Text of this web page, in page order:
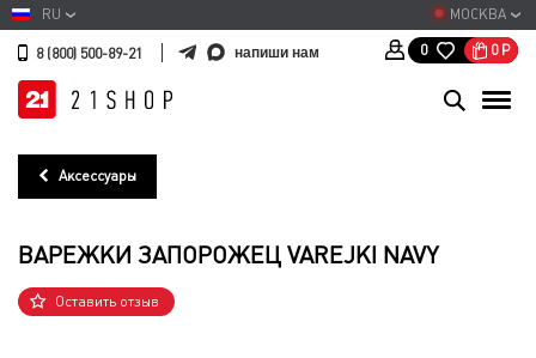
МОСКВА
RU
8 (800) 500-89-21 напиши нам 0 0 Р
Аксессуары
ВАРЕЖКИ ЗАПОРОЖЕЦ VAREJKI NAVY
Оставить отзыв